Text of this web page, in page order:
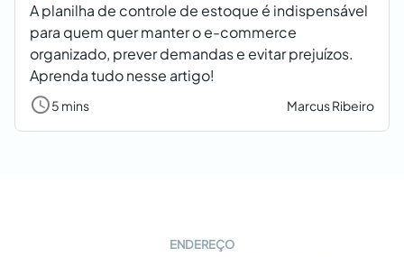
A planilha de controle de estoque é indispensável
para quem quer manter o e-commerce
organizado, prever demandas e evitar prejuízos.
Aprenda tudo nesse artigo!
5 mins Marcus Ribeiro
ENDEREÇO